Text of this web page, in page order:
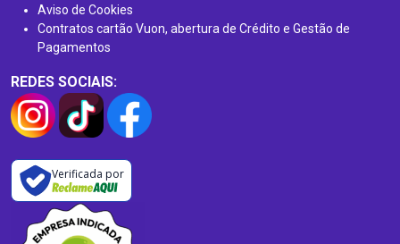
Aviso de Cookies
Contratos cartão Vuon, abertura de Crédito e Gestão de
Pagamentos
REDES SOCIAIS:
Verificada por